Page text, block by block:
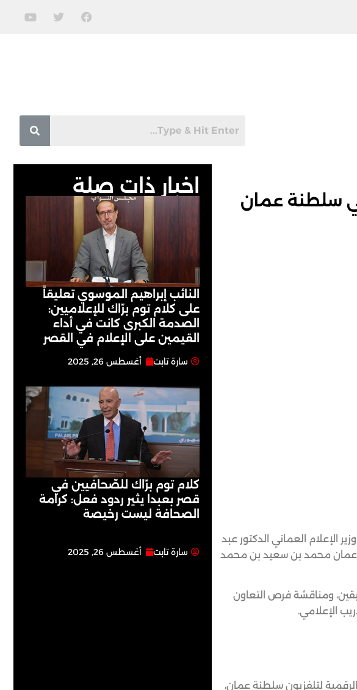
اخبار ذات صلة
النائب إبراهيم الموسوي تعليقاً
على كلام توم برّاك للإعلاميين:
الصدمة الكبرى كانت في أداء
القيمين على ‏الإعلام في القصر
سارة تابت أغسطس 26, 2025
كلام توم برّاك للصّحافيين في
قصر بعبدا يثير ردود فعل: كرامة
الصحافة ليست رخيصة
سارة تابت أغسطس 26, 2025
في سلطنة عمان
الإعلام العماني الدكتور عبد
في عمان محمد بن سعيد بن محمد
ومناقشة فرص التعاون
الإعلامي.
الرقمية لتلفزيون سلطنة عمان،